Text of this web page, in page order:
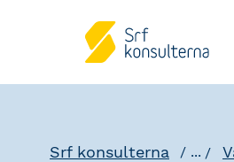
Srf konsulterna ...